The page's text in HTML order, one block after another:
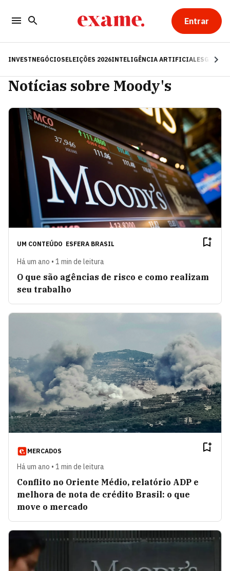
Entrar
INVESTNEGÓCIOSELEIÇÕES 2026INTELIGÊNCIA ARTIFICIALESG
Notícias sobre Moody's
UM CONTEÚDO ESFERA BRASIL
Há um ano • 1 min de leitura
O que são agências de risco e como realizam
seu trabalho
MERCADOS
Há um ano • 1 min de leitura
Conflito no Oriente Médio, relatório ADP e
melhora de nota de crédito Brasil: o que
move o mercado